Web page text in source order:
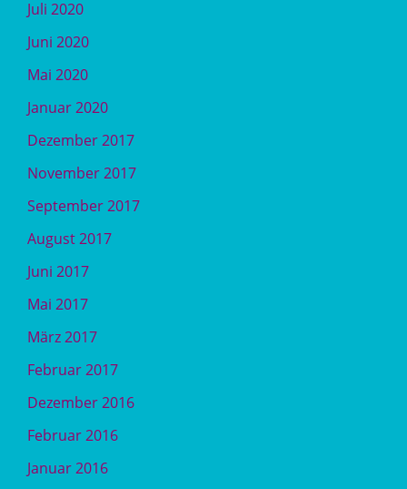
Juli 2020
Juni 2020
Mai 2020
Januar 2020
Dezember 2017
November 2017
September 2017
August 2017
Juni 2017
Mai 2017
März 2017
Februar 2017
Dezember 2016
Februar 2016
Januar 2016